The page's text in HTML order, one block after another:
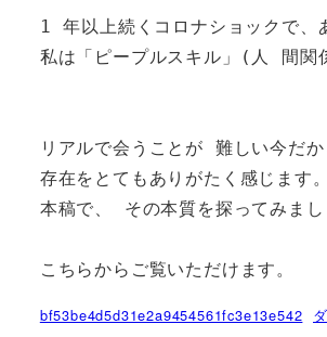
1 年以上続くコロナショックで
私は「ピープルスキル」(人 間関
リアルで会うことが 難しい今だ
存在をとてもありがたく感じます。
本稿で、 その本質を探ってみまし
こちらからご覧いただけます。
bf53be4d5d31e2a9454561fc3e13e542